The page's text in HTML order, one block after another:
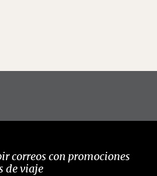
correos con promociones
de viaje